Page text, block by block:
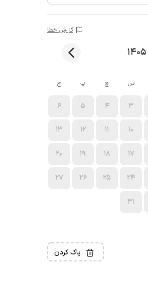
گزارش خطا
س چ پ ج
3
4
5
6
10
11
12
13
17
18
19
20
24
25
26
27
31
پاک کردن